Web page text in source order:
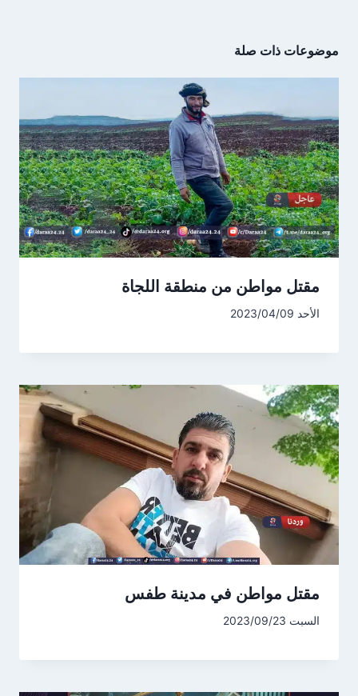
موضوعات ذات صلة
مقتل مواطن من منطقة اللجاة
الأحد 2023/04/09
مقتل مواطن في مدينة طفس
السبت 2023/09/23